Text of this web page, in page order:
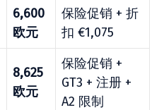
6,600
欧元
保险促销 + 折
扣 €1,075
8,625
欧元
保险促销 +
GT3 + 注册 +
A2 限制